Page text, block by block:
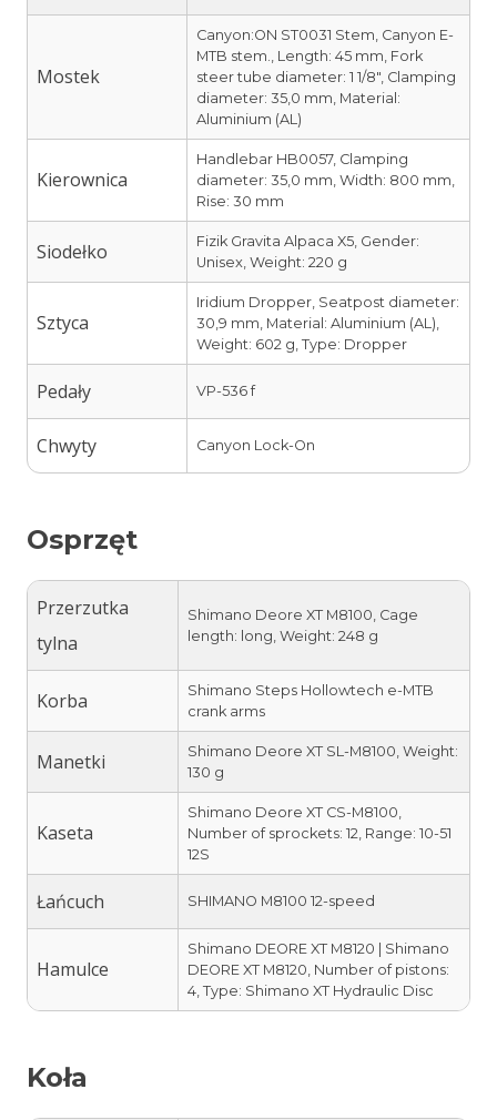
Mostek
Canyon:ON ST0031 Stem, Canyon E-
MTB stem., Length: 45 mm, Fork
steer tube diameter: 1 1/8″, Clamping
diameter: 35,0 mm, Material:
Aluminium (AL)
Kierownica
Handlebar HB0057, Clamping
diameter: 35,0 mm, Width: 800 mm,
Rise: 30 mm
Siodełko
Fizik Gravita Alpaca X5, Gender:
Unisex, Weight: 220 g
Sztyca
Iridium Dropper, Seatpost diameter:
30,9 mm, Material: Aluminium (AL),
Weight: 602 g, Type: Dropper
Pedały VP-536 f
Chwyty Canyon Lock-On
Osprzęt
Przerzutka
tylna
Shimano Deore XT M8100, Cage
length: long, Weight: 248 g
Korba
Shimano Steps Hollowtech e-MTB
crank arms
Manetki
Shimano Deore XT SL-M8100, Weight:
130 g
Kaseta
Shimano Deore XT CS-M8100,
Number of sprockets: 12, Range: 10-51
12S
Łańcuch SHIMANO M8100 12-speed
Hamulce
Shimano DEORE XT M8120 | Shimano
DEORE XT M8120, Number of pistons:
4, Type: Shimano XT Hydraulic Disc
Koła